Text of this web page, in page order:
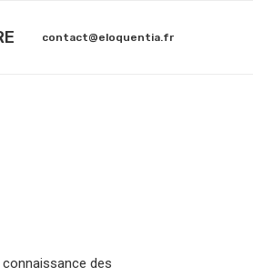
contact@eloquentia.fr
des